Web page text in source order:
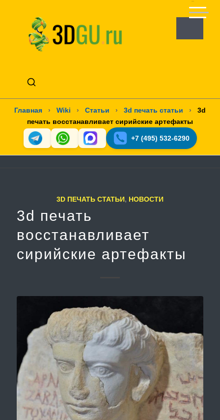
Главная › Wiki › Статьи › 3d печать статьи ›
3d
печать восстанавливает сирийские артефакты
+7 (495) 532-6290
3D ПЕЧАТЬ СТАТЬИ, НОВОСТИ
3d печать
восстанавливает
сирийские артефакты